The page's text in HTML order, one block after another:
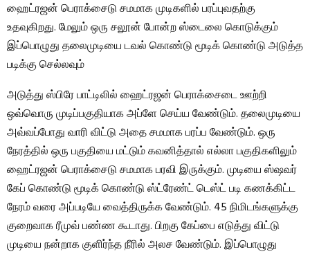
ஹைட்ரஜன் பெராக்சைடு சமமாக முடிகளில் பரப்புவதற்கு
உதவுகிறது. மேலும் ஒரு சலூன் போன்ற ஸ்டைலை கொடுக்கும்
இப்பொழுது தலைமுடியை டவல் கொண்டு மூடிக் கொண்டு அடுத்த
படிக்கு செல்லவும்
அடுத்து ஸ்பிரே பாட்டிலில் ஹைட்ரஜன் பெராக்சைடை ஊற்றி
ஒவ்வொரு முடிப்பகுதியாக அப்ளே செய்ய வேண்டும். தலைமுடியை
அவ்வப்போது வாரி விட்டு அதை சமமாக பரப்ப வேண்டும். ஒரு
நேரத்தில் ஒரு பகுதியை மட்டும் கவனித்தால் எல்லா பகுதிகளிலும்
ஹைட்ரஜன் பெராக்சைடு சமமாக பரவி இருக்கும். முடியை ஸ்ஷவர்
கேப் கொண்டு மூடிக் கொண்டு ஸ்ட்ரேண்ட் டெஸ்ட் படி கணக்கிட்ட
நேரம் வரை அப்படியே வைத்திருக்க வேண்டும். 45 நிமிடங்களுக்கு
குறைவாக ரீமுவ் பண்ண கூடாது. பிறகு கேப்பை எடுத்து விட்டு
முடியை நன்றாக குளிர்ந்த நீரில் அலச வேண்டும். இப்பொழுது